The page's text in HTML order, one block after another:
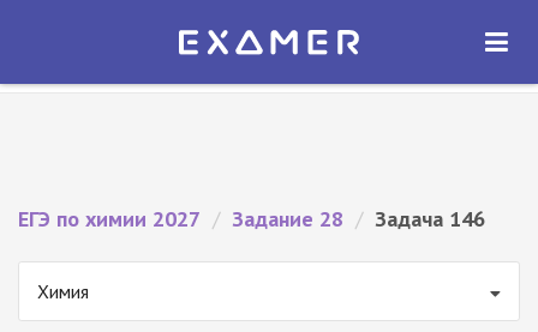
Экзамер — ЕГЭ 2027
ОТКРЫТЬ
ЕГЭ по химии 2027 / Задание 28 / Задача 146
Химия